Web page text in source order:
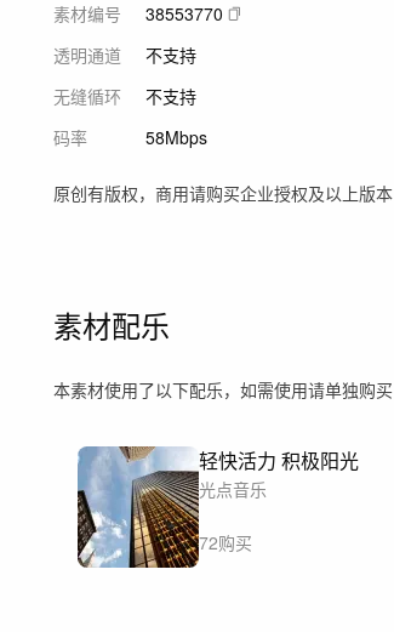
素材编号
38553770
透明通道
不支持
无缝循环
不支持
码率
58Mbps
原创有版权，商用请购买企业授权及以上版本
素材配乐
本素材使用了以下配乐，如需使用请单独购买
轻快活力 积极阳光
光点音乐
72购买